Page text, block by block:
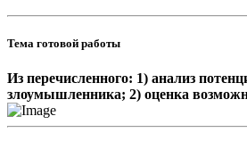
Тема готовой работы
Из перечисленного: 1) анализ
злоумышленника; 2) оценка